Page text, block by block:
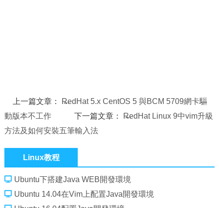
上一篇文章：
RedHat 5.x CentOS 5 與BCM 5709網卡驅
動版本不工作
下一篇文章：
RedHat Linux 9中vim升級
方法及如何安裝五筆輸入法
Linux教程
Ubuntu下搭建Java WEB開發環境
Ubuntu 14.04在Vim上配置Java開發環境